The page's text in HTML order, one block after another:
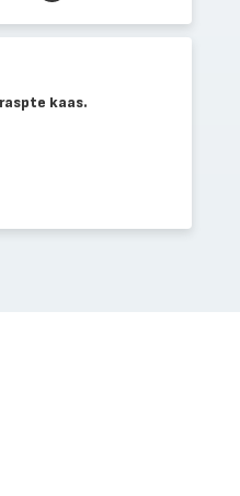
kaas.